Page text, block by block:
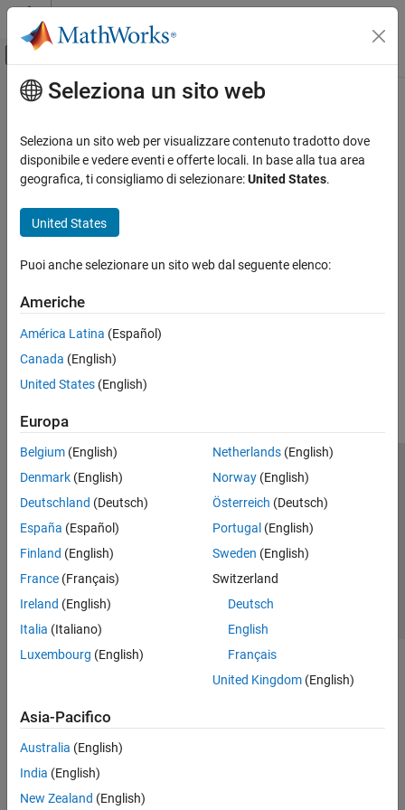
Vai al contenuto
Attiva/disattiva menu di navigazione
Pagina iniziale della documentazione
Contenuto principale
Seleziona un sito web
Seleziona un sito web per visualizzare contenuto tradotto dove
disponibile e vedere eventi e offerte locali. In base alla tua area
geografica, ti consigliamo di selezionare:United States.
United States
Puoi anche selezionare un sito web dal seguente elenco:
Americhe
América Latina (Español)
Canada (English)
United States (English)
Europa
Belgium (English)
Denmark (English)
Deutschland (Deutsch)
España (Español)
Finland (English)
France (Français)
Ireland (English)
Italia (Italiano)
Luxembourg (English)
Netherlands(English)
Norway(English)
Österreich (Deutsch)
Portugal (English)
Sweden (English)
Switzerland
Deutsch
English
Français
United Kingdom(English)
Asia-Pacifico
Australia (English)
India (English)
New Zealand (English)
Centro di fiducia
Informativa sulla privacy
Antipirateria
Stato dell'applicazione
Contatti
© 1994-2026 The MathWorks, Inc.